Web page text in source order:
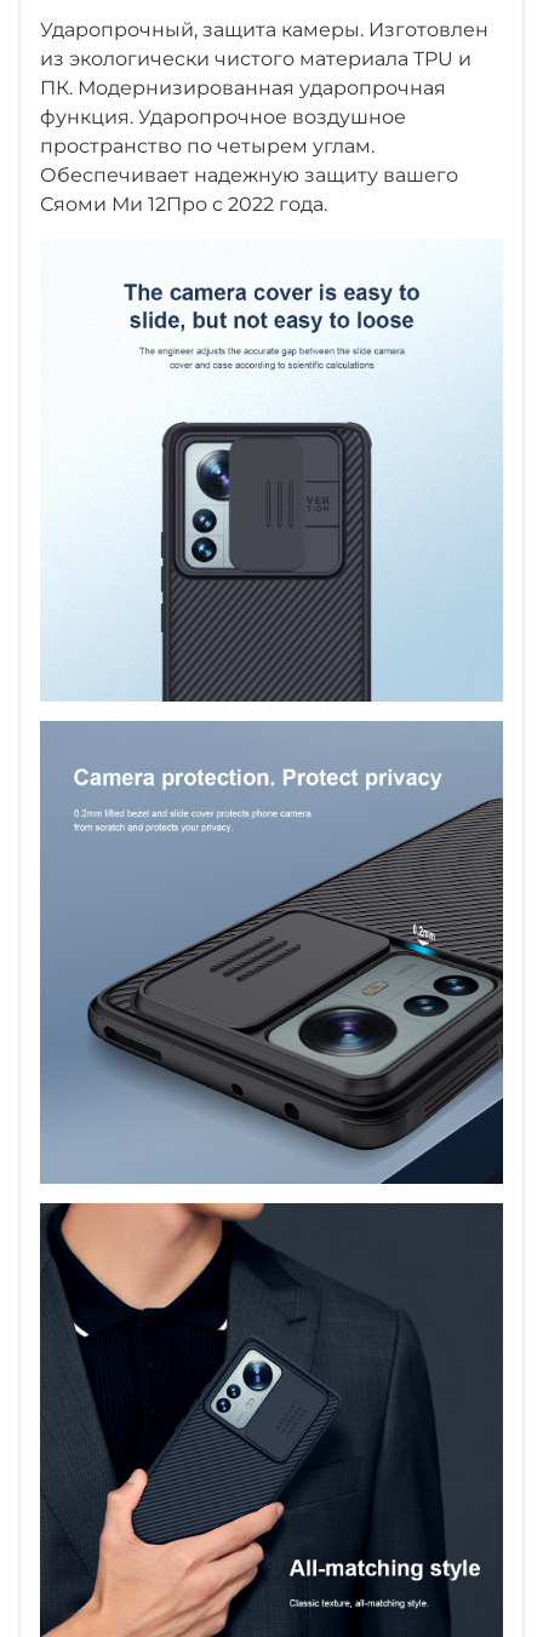
Ударопрочный, защита камеры. Изготовлен
из экологически чистого материала TPU и
ПК. Модернизированная ударопрочная
функция. Ударопрочное воздушное
пространство по четырем углам.
Обеспечивает надежную защиту вашего
Сяоми Ми 12Про с 2022 года.